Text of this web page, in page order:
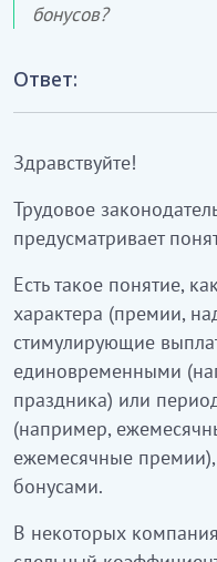
бонусов?
Ответ:
Здравствуйте!
Трудовое
предусматривает
Есть такое понятие,
характера (премии,
стимулирующие
единовременными
праздника) или
(например,
ежемесячные
бонусами.
В некоторых